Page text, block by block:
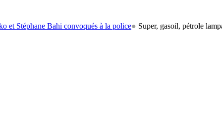
Bahi convoqués à la police● Super, gasoil, pétrole lampant: le